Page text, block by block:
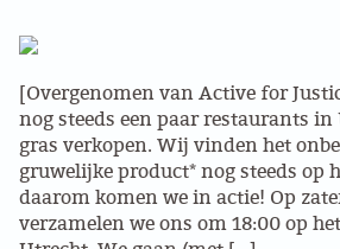
OTTO SLAVEFORCE
JUMBO DISTRIBUTIECENTRA EN
PROBLEMY Z AGENCJA… PRACY
OTTO
[Overgenomen van Active for
nog steeds een paar restaurants
gras verkopen. Wij vinden het
gruwelijke product* nog steeds op
daarom komen we in actie! Op
verzamelen we ons om 18:00 op